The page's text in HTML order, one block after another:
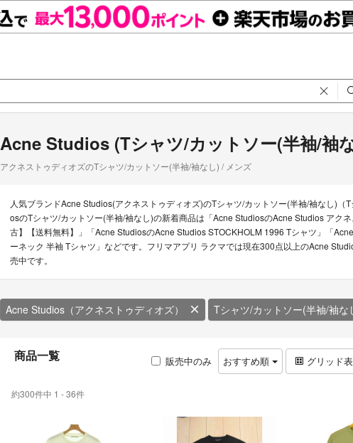
Acne Studios (Tシャツ/カットソー(半袖/袖
アクネストゥディオズのTシャツ/カットソー(半袖/袖なし) / メンズ
人気ブランドAcne Studios(アクネストゥディオズ)のTシャツ/カットソー(半袖/袖なし)
osのTシャツ/カットソー(半袖/袖なし)の新着商品は「Acne StudiosのAcne Studios アク
古】【送料無料】」「Acne StudiosのAcne Studios STOCKHOLM 1996 Tシャツ」「
ーネック 半袖 Tシャツ」などです。フリマアプリ ラクマでは現在300点以上のAcne
売中です。
Acne Studios（アクネストゥディオズ） Tシャツ/カットソー(半袖/袖な
商品一覧 販売中のみ おすすめ順 グリッド
約300件中 1 - 36件